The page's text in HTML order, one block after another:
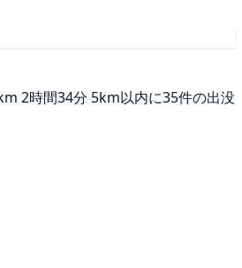
2時間34分 5km以内に35件の出没